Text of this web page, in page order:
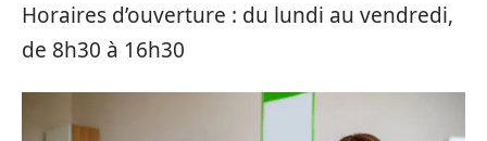
Horaires d’ouverture : du lundi au vendredi,
de 8h30 à 16h30